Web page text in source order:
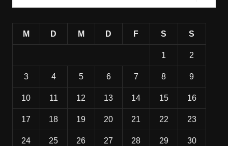
M D M D F S S
1 2
3 4 5 6 7 8 9
10 11 12 13 14 15 16
17 18 19 20 21 22 23
24 25 26 27 28 29 30